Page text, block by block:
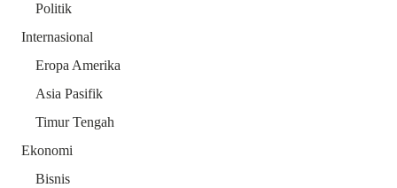
Politik
Internasional
Eropa Amerika
Asia Pasifik
Timur Tengah
Ekonomi
Bisnis